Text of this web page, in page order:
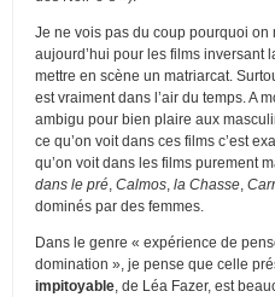
Je ne vois pas du coup pourquoi
aujourd’hui pour les films inversant
mettre en scène un matriarcat.
est vraiment dans l’air du temps. A
ambigu pour bien plaire aux
ce qu’on voit dans ces films c’est
qu’on voit dans les films purement
dans le pré Calmos la Chasse
dominés par des femmes.
Dans le genre « expérience de
domination », je pense que celle
impitoyable , de Léa Fazer, est